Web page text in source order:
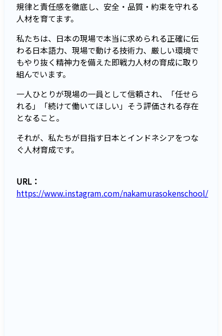
規律と責任感を徹底し、安全・品質・約束を守れる
人材を育てます。
私たちは、日本の現場で本当に求められる正確に伝
わる日本語力、現場で動ける技術力、厳しい環境で
もやり抜く精神力を備えた即戦力人材の育成に取り
組んでいます。
一人ひとりが現場の一員として信頼され、「任せら
れる」「続けて働いてほしい」そう評価される存在
となること。
それが、私たちが目指す日本とインドネシアをつな
ぐ人材育成です。
URL：
https://www.instagram.com/nakamurasokenschool/